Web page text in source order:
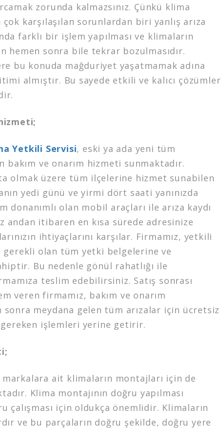
zorunda kalmazsınız. Çünkü klima
karşılaşılan sorunlardan biri yanlış arıza
farklı bir işlem yapılması ve klimaların
hemen sonra bile tekrar bozulmasıdır.
bu konuda mağduriyet yaşatmamak adına
almıştır. Bu sayede etkili ve kalıcı çözümler
Yetkili Servisi, eski ya ada yeni tüm
bakım ve onarım hizmeti sunmaktadır.
olmak üzere tüm ilçelerine hizmet sunabilen
yedi günü ve yirmi dört saati yanınızda
donanımlı olan mobil araçları ile arıza kaydı
andan itibaren en kısa sürede adresinize
ihtiyaçlarını karşılar. Firmamız, yetkili
gerekli olan tüm yetki belgelerine ve
Bu nedenle gönül rahatlığı ile
teslim edebilirsiniz. Satış sonrası
veren firmamız, bakım ve onarım
meydana gelen tüm arızalar için ücretsiz
işlemleri yerine getirir.
markalara ait klimaların montajları için de
Klima montajının doğru yapılması
çalışması için oldukça önemlidir. Klimaların
ve bu parçaların doğru şekilde, doğru yere